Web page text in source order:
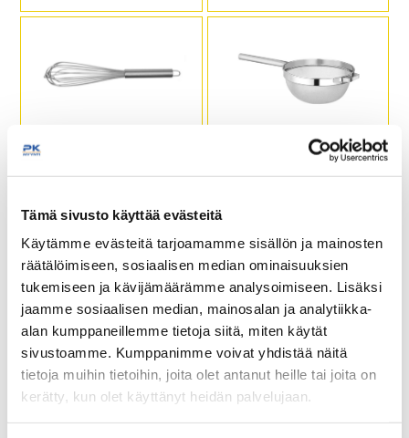
Tämä sivusto käyttää evästeitä
Käytämme evästeitä tarjoamamme sisällön ja mainosten
räätälöimiseen, sosiaalisen median ominaisuuksien
tukemiseen ja kävijämäärämme analysoimiseen. Lisäksi
jaamme sosiaalisen median, mainosalan ja analytiikka-
alan kumppaneillemme tietoja siitä, miten käytät
sivustoamme. Kumppanimme voivat yhdistää näitä
tietoja muihin tietoihin, joita olet antanut heille tai joita on
kerätty, kun olet käyttänyt heidän palvelujaan.
Pallovispilä
8-lankainen
Siivilä keitolle ⌀260
Tiheä verkko sopii
liemien ja silkkisen
pehmeiden keittojen
siivilöintiin
kulhon tai kattilan päälle
Siivilä lankakahvalla Spiraalivispilä 300mm